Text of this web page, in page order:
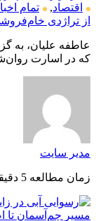
اقتصاد, تمام
از تراژدی
عاطفه علیان، به
که در اسارت
مدیر سایت
زمان مطالعه 5 دقیقه